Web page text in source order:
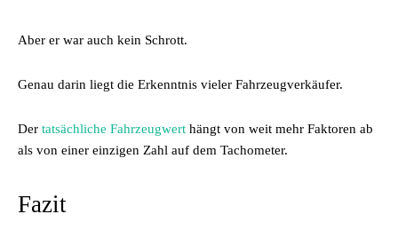
Aber er war auch kein Schrott.
Genau darin liegt die Erkenntnis vieler Fahrzeugverkäufer.
Der tatsächliche Fahrzeugwert hängt von weit mehr Faktoren ab
als von einer einzigen Zahl auf dem Tachometer.
Fazit